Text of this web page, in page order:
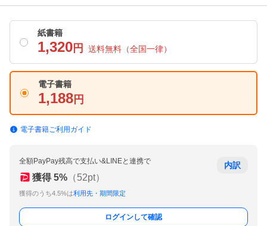
紙書籍
1,320 円 送料無料 （全国一律）
電子書籍
1,188 円
電子書籍ご利用ガイド
全額PayPay残高で支払い&LINEと連携で
獲得 5% （52pt）
獲得のうち4.5%は利用先・期間限定
内訳
ログインして確認